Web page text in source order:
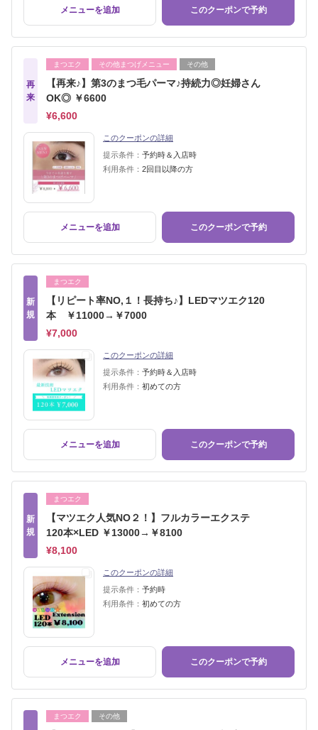
メニューを追加 このクーポンで予約
再
来
まつエク その他まつげメニュー その他
【再来♪】第3のまつ毛パーマ♪持続力◎妊婦さん
OK◎ ￥6600
¥6,600
このクーポンの詳細
提示条件： 予約時＆入店時
利用条件： 2回目以降の方
メニューを追加 このクーポンで予約
新
規
まつエク
【リピート率NO,１！長持ち♪】LEDマツエク120
本 ￥11000→￥7000
¥7,000
このクーポンの詳細
提示条件： 予約時＆入店時
利用条件： 初めての方
メニューを追加 このクーポンで予約
新
規
まつエク
【マツエク人気NO２！】フルカラーエクステ
120本×LED ￥13000→￥8100
¥8,100
このクーポンの詳細
提示条件： 予約時
利用条件： 初めての方
メニューを追加 このクーポンで予約
まつエク その他